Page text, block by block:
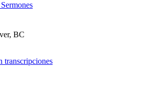
transcripciones
BC